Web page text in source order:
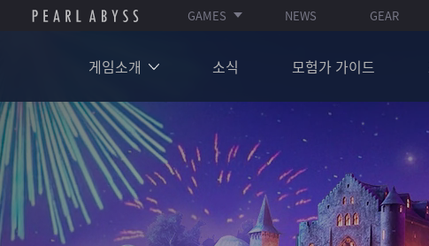
GAMES NEWS GEAR
게임소개 소식 모험가 가이드